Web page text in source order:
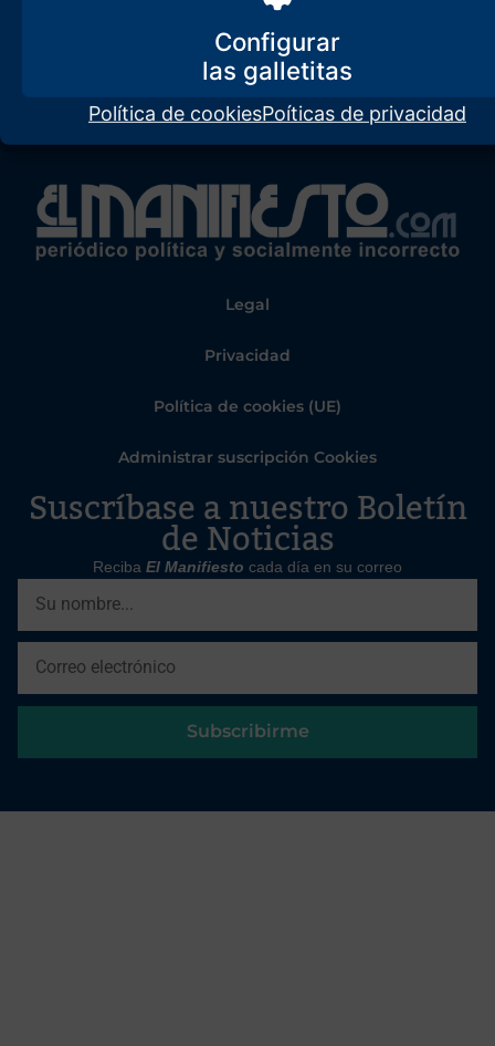
Configurar
Política de cookiesPoíticas de privacidad
Legal
Privacidad
Política de cookies (UE)
Administrar suscripción Cookies
Suscríbase a nuestro Boletín
de Noticias
Reciba El Manifiesto cada día en su correo
Subscribirme